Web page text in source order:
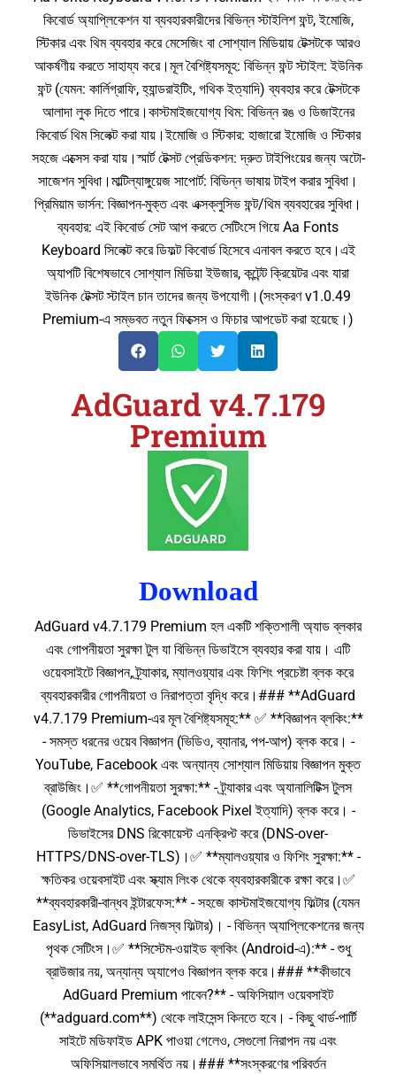
কিবোর্ড অ্যাপ্লিকেশন যা ব্যবহারকারীদের বিভিন্ন স্টাইলিশ ফন্ট, ইমোজি,
স্টিকার এবং থিম ব্যবহার করে মেসেজিং বা সোশ্যাল মিডিয়ায় টেক্সটকে আরও
আকর্ষণীয় করতে সাহায্য করে।মূল বৈশিষ্ট্যসমূহ: বিভিন্ন ফন্ট স্টাইল: ইউনিক
ফন্ট (যেমন: কার্লিগ্রাফি, হ্যান্ডরাইটিং, গথিক ইত্যাদি) ব্যবহার করে টেক্সটকে
আলাদা লুক দিতে পারে।কাস্টমাইজযোগ্য থিম: বিভিন্ন রঙ ও ডিজাইনের
কিবোর্ড থিম সিলেক্ট করা যায়।ইমোজি ও স্টিকার: হাজারো ইমোজি ও স্টিকার
সহজে এক্সেস করা যায়।স্মার্ট টেক্সট প্রেডিকশন: দ্রুত টাইপিংয়ের জন্য অটো-
সাজেশন সুবিধা।মাল্টিল্যাঙ্গুয়েজ সাপোর্ট: বিভিন্ন ভাষায় টাইপ করার সুবিধা।
প্রিমিয়াম ভার্সন: বিজ্ঞাপন-মুক্ত এবং এক্সক্লুসিভ ফন্ট/থিম ব্যবহারের সুবিধা।
ব্যবহার: এই কিবোর্ড সেট আপ করতে সেটিংসে গিয়ে Aa Fonts
Keyboard সিলেক্ট করে ডিফল্ট কিবোর্ড হিসেবে এনাবল করতে হবে।এই
অ্যাপটি বিশেষভাবে সোশ্যাল মিডিয়া ইউজার, কন্টেন্ট ক্রিয়েটর এবং যারা
ইউনিক টেক্সট স্টাইল চান তাদের জন্য উপযোগী।(সংস্করণ v1.0.49
Premium-এ সম্ভবত নতুন ফিক্সেস ও ফিচার আপডেট করা হয়েছে।)
AdGuard v4.7.179
Premium
Download
AdGuard v4.7.179 Premium হল একটি শক্তিশালী অ্যাড ব্লকার
এবং গোপনীয়তা সুরক্ষা টুল যা বিভিন্ন ডিভাইসে ব্যবহার করা যায়। এটি
ওয়েবসাইটে বিজ্ঞাপন, ট্র্যাকার, ম্যালওয়্যার এবং ফিশিং প্রচেষ্টা ব্লক করে
ব্যবহারকারীর গোপনীয়তা ও নিরাপত্তা বৃদ্ধি করে।### **AdGuard
v4.7.179 Premium-এর মূল বৈশিষ্ট্যসমূহ:** ✅ **বিজ্ঞাপন ব্লকিং:**
- সমস্ত ধরনের ওয়েব বিজ্ঞাপন (ভিডিও, ব্যানার, পপ-আপ) ব্লক করে। -
YouTube, Facebook এবং অন্যান্য সোশ্যাল মিডিয়ায় বিজ্ঞাপন মুক্ত
ব্রাউজিং।✅ **গোপনীয়তা সুরক্ষা:** - ট্র্যাকার এবং অ্যানালিটিক্স টুলস
(Google Analytics, Facebook Pixel ইত্যাদি) ব্লক করে। -
ডিভাইসের DNS রিকোয়েস্ট এনক্রিপ্ট করে (DNS-over-
HTTPS/DNS-over-TLS)।✅ **ম্যালওয়্যার ও ফিশিং সুরক্ষা:** -
ক্ষতিকর ওয়েবসাইট এবং স্ক্যাম লিংক থেকে ব্যবহারকারীকে রক্ষা করে।✅
**ব্যবহারকারী-বান্ধব ইন্টারফেস:** - সহজে কাস্টমাইজযোগ্য ফিল্টার (যেমন
EasyList, AdGuard নিজস্ব ফিল্টার)। - বিভিন্ন অ্যাপ্লিকেশনের জন্য
পৃথক সেটিংস।✅ **সিস্টেম-ওয়াইড ব্লকিং (Android-এ):** - শুধু
ব্রাউজার নয়, অন্যান্য অ্যাপেও বিজ্ঞাপন ব্লক করে।### **কীভাবে
AdGuard Premium পাবেন?** - অফিসিয়াল ওয়েবসাইট
(**adguard.com**) থেকে লাইসেন্স কিনতে হবে। - কিছু থার্ড-পার্টি
সাইটে মডিফাইড APK পাওয়া গেলেও, সেগুলো নিরাপদ নয় এবং
অফিসিয়ালভাবে সমর্থিত নয়।### **সংস্করণের পরিবর্তন